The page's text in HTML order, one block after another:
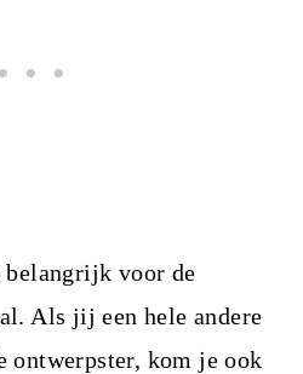
belangrijk voor de
Als jij een hele andere
ontwerpster, kom je ook